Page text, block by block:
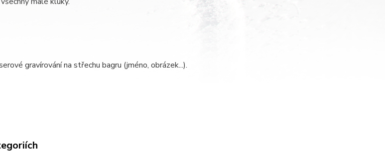
gravírování na střechu bagru (jméno, obrázek...).